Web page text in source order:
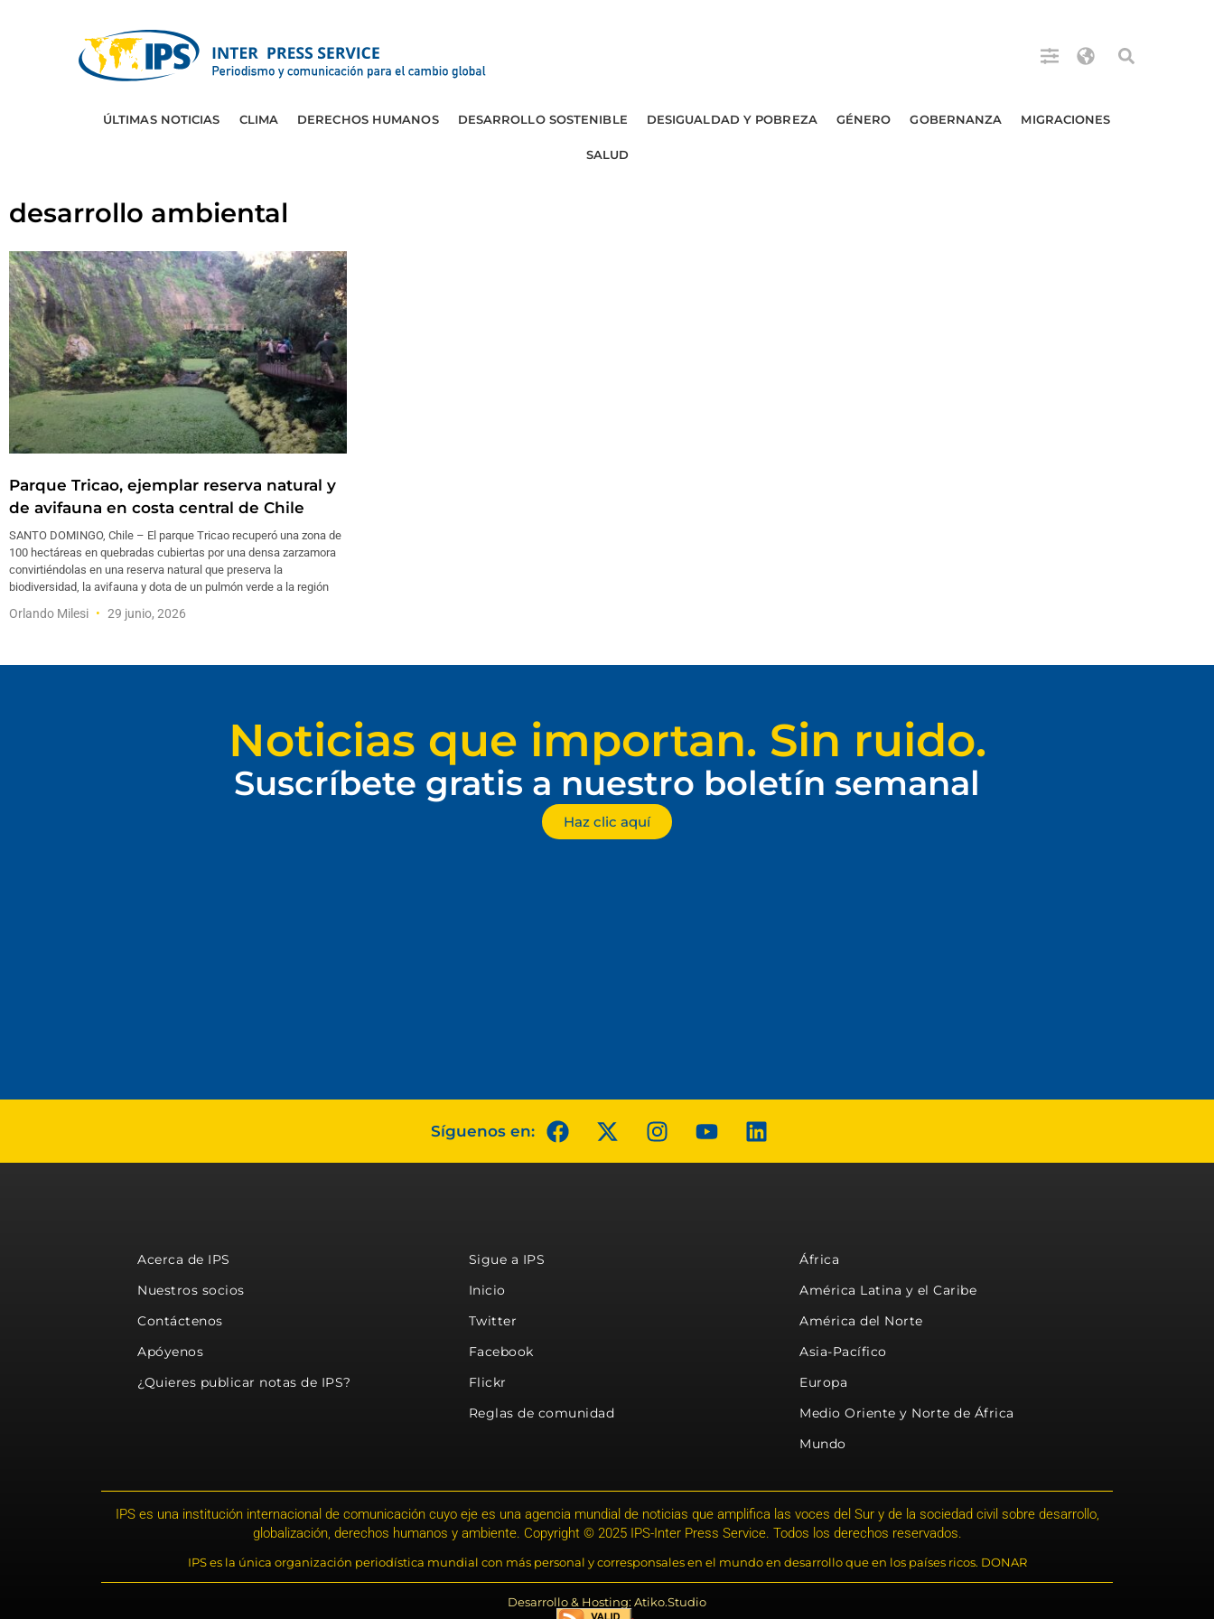
ÚLTIMAS NOTICIAS CLIMA DERECHOS HUMANOS DESARROLLO SOSTENIBLE DESIGUALDAD Y POBREZA GÉNERO GOBERNANZA MIGRACIONES
SALUD
desarrollo ambiental
Parque Tricao, ejemplar reserva natural y
de avifauna en costa central de Chile
SANTO DOMINGO, Chile – El parque Tricao recuperó una zona de
100 hectáreas en quebradas cubiertas por una densa zarzamora
convirtiéndolas en una reserva natural que preserva la
biodiversidad, la avifauna y dota de un pulmón verde a la región
Orlando Milesi 29 junio, 2026
Noticias que importan. Sin ruido.
Suscríbete gratis a nuestro boletín semanal
Haz clic aquí
Síguenos en:
Acerca de IPS
Nuestros socios
Contáctenos
Apóyenos
¿Quieres publicar notas de IPS?
Sigue a IPS
Inicio
Twitter
Facebook
Flickr
Reglas de comunidad
África
América Latina y el Caribe
América del Norte
Asia-Pacífico
Europa
Medio Oriente y Norte de África
Mundo
IPS es una institución internacional de comunicación cuyo eje es una agencia mundial de noticias que amplifica las voces del Sur y de la sociedad civil sobre desarrollo,
globalización, derechos humanos y ambiente. Copyright © 2025 IPS-Inter Press Service. Todos los derechos reservados.
IPS es la única organización periodística mundial con más personal y corresponsales en el mundo en desarrollo que en los países ricos. DONAR
Desarrollo & Hosting: Atiko.Studio